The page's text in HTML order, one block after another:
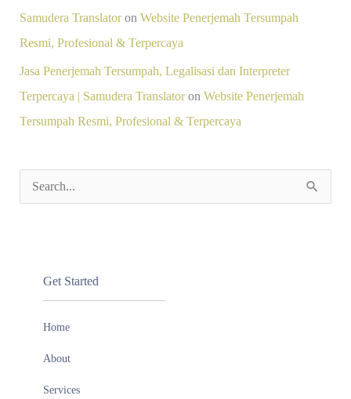
Samudera Translatoron Website Penerjemah Tersumpah
Resmi, Profesional & Terpercaya
Jasa Penerjemah Tersumpah, Legalisasi dan Interpreter
Terpercaya | Samudera Translatoron Website Penerjemah
Tersumpah Resmi, Profesional & Terpercaya
Get Started
Home
About
Services